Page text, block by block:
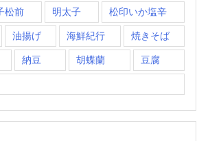
松前 明太子 松印いか塩辛
油揚げ 海鮮紀行 焼きそば
納豆 胡蝶蘭 豆腐